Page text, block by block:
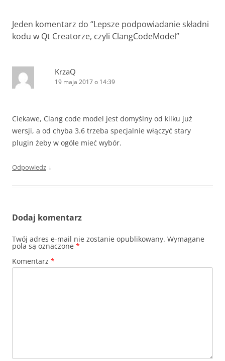
Jeden komentarz do “Lepsze podpowiadanie składni
kodu w Qt Creatorze, czyli ClangCodeModel”
KrzaQ
19 maja 2017 o 14:39
Ciekawe, Clang code model jest domyślny od kilku już
wersji, a od chyba 3.6 trzeba specjalnie włączyć stary
plugin żeby w ogóle mieć wybór.
Odpowiedz ↓
Dodaj komentarz
Twój adres e-mail nie zostanie opublikowany. Wymagane
pola są oznaczone *
Komentarz *